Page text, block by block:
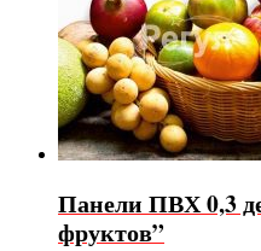
Панели ПВХ 0,3
фруктов”